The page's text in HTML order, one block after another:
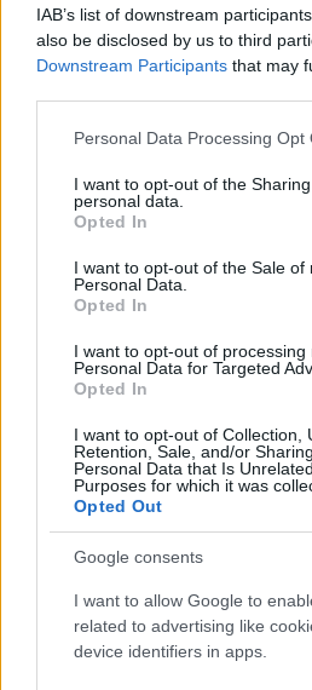
IAB’s list of downstream
also be disclosed by us to third
Downstream Participants that may
Please note that this website/app
not limited to your visit or usage
grant or deny consent to Google
use your data for below specified
consent section.
Personal Data Processing Opt
I want to opt-out of the
personal data.
Opted In
I want to opt-out of the Sale of
Personal Data.
Opted In
I want to opt-out of processing
Personal Data for Targeted
Opted In
I want to opt-out of Collection,
Retention, Sale, and/or
Personal Data that Is
Purposes for which it was
Opted Out
Google consents
I want to allow Google to
related to advertising like
device identifiers in apps.
Πιο
Σοκαριστική υπόθεση
Τουρίστας ρωτούσε
να ασελγήσει σε
καθόταν αμέριμνο σε
Έφυγε από τη ζωή η
πρώην σύζυγος του
στο τροχαίο στις
και γιο - «Ίσως κάτι
του οδηγού» λέει
Μυστράς: Αλλαγή στην
γραμμή του 55χρονου
νεκρό πατέρα του σε
αγάπη στους γονείς
αδερφή του
Ιωάννα Τούνη: Η
Σπυριδωνίδη